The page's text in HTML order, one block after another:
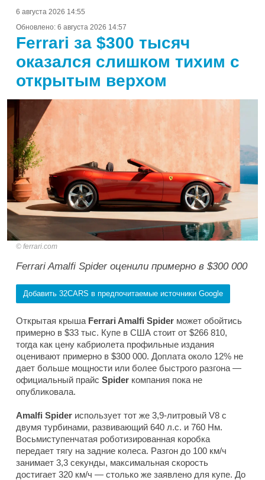
6 августа 2026 14:55
Обновлено: 6 августа 2026 14:57
Ferrari за $300 тысяч
оказался слишком тихим с
открытым верхом
ferrari.com
Ferrari Amalfi Spider оценили примерно в $300 000
Добавить 32CARS в предпочитаемые источники Google
Открытая крыша Ferrari Amalfi Spider может обойтись
примерно в $33 тыс. Купе в США стоит от $266 810,
тогда как цену кабриолета профильные издания
оценивают примерно в $300 000. Доплата около 12% не
дает больше мощности или более быстрого разгона —
официальный прайс Spider компания пока не
опубликовала.
Amalfi Spider использует тот же 3,9-литровый V8 с
двумя турбинами, развивающий 640 л.с. и 760 Нм.
Восьмиступенчатая роботизированная коробка
передает тягу на задние колеса. Разгон до 100 км/ч
занимает 3,3 секунды, максимальная скорость
достигает 320 км/ч — столько же заявлено для купе. До